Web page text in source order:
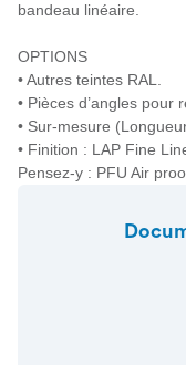
bandeau linéaire.
OPTIONS
• Autres teintes RAL.
• Pièces d’angles pour
• Sur-mesure
• Finition : LAP Fine
Pensez-y : PFU Air